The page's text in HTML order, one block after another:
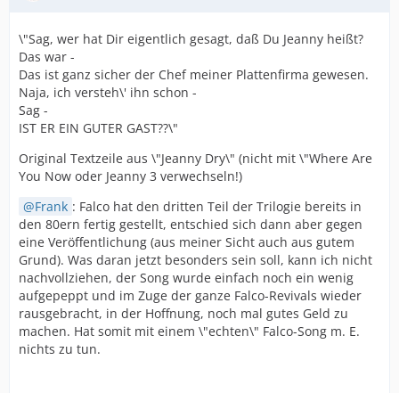
\"Sag, wer hat Dir eigentlich gesagt, daß Du Jeanny heißt?
Das war -
Das ist ganz sicher der Chef meiner Plattenfirma gewesen.
Naja, ich versteh\' ihn schon -
Sag -
IST ER EIN GUTER GAST??\"
Original Textzeile aus \"Jeanny Dry\" (nicht mit \"Where Are
You Now oder Jeanny 3 verwechseln!)
Frank : Falco hat den dritten Teil der Trilogie bereits in
den 80ern fertig gestellt, entschied sich dann aber gegen
eine Veröffentlichung (aus meiner Sicht auch aus gutem
Grund). Was daran jetzt besonders sein soll, kann ich nicht
nachvollziehen, der Song wurde einfach noch ein wenig
aufgepeppt und im Zuge der ganze Falco-Revivals wieder
rausgebracht, in der Hoffnung, noch mal gutes Geld zu
machen. Hat somit mit einem \"echten\" Falco-Song m. E.
nichts zu tun.